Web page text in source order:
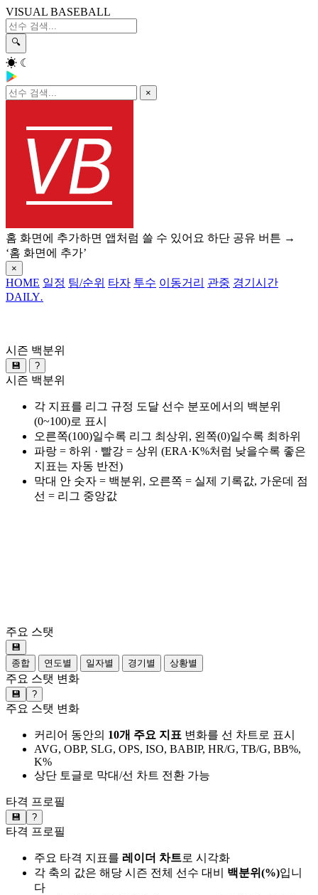
VISUAL BASEBALL
🔍
☀ ☾
×
홈 화면에 추가하면 앱처럼 쓸 수 있어요 하단 공유 버튼 →
‘홈 화면에 추가’
×
HOME 일정 팀/순위 타자 투수 이동거리 관중 경기시간
DAILY.
시즌 백분위
💾 ?
시즌 백분위
각 지표를 리그 규정 도달 선수 분포에서의 백분위
(0~100)로 표시
오른쪽(100)일수록 리그 최상위, 왼쪽(0)일수록 최하위
파랑 = 하위 · 빨강 = 상위 (ERA·K%처럼 낮을수록 좋은
지표는 자동 반전)
막대 안 숫자 = 백분위, 오른쪽 = 실제 기록값, 가운데 점
선 = 리그 중앙값
주요 스탯
💾
종합
연도별 일자별 경기별 상황별
주요 스탯 변화
💾 ?
주요 스탯 변화
커리어 동안의 10개 주요 지표 변화를 선 차트로 표시
AVG, OBP, SLG, OPS, ISO, BABIP, HR/G, TB/G, BB%,
K%
상단 토글로 막대/선 차트 전환 가능
타격 프로필
💾 ?
타격 프로필
주요 타격 지표를 레이더 차트로 시각화
각 축의 값은 해당 시즌 전체 선수 대비 백분위(%)입니
다